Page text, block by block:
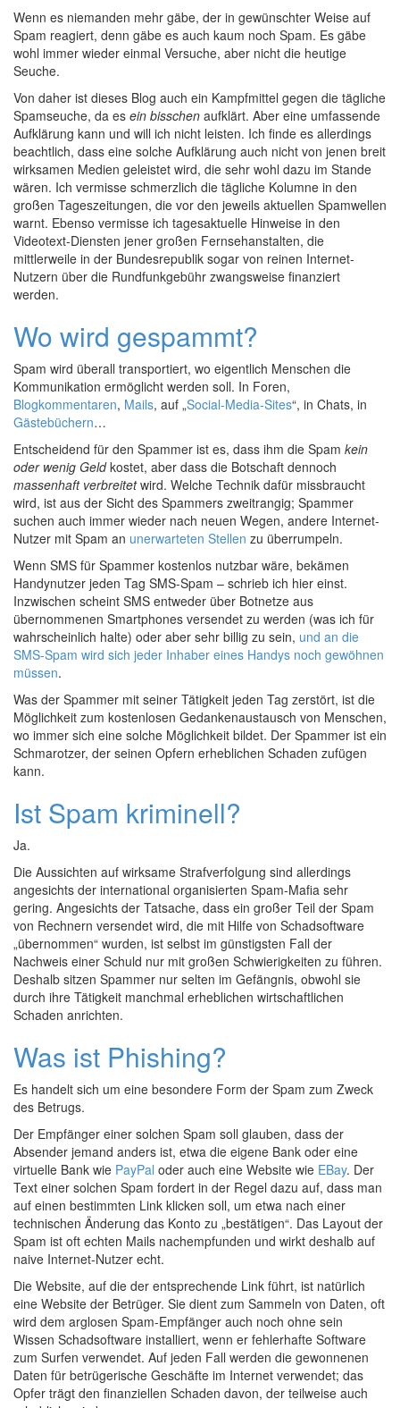
Wenn es niemanden mehr gäbe, der in gewünschter Weise auf
Spam reagiert, denn gäbe es auch kaum noch Spam. Es gäbe
wohl immer wieder einmal Versuche, aber nicht die heutige
Seuche.
Von daher ist dieses Blog auch ein Kampfmittel gegen die tägliche
Spamseuche, da es ein bisschen aufklärt. Aber eine umfassende
Aufklärung kann und will ich nicht leisten. Ich finde es allerdings
beachtlich, dass eine solche Aufklärung auch nicht von jenen breit
wirksamen Medien geleistet wird, die sehr wohl dazu im Stande
wären. Ich vermisse schmerzlich die tägliche Kolumne in den
großen Tageszeitungen, die vor den jeweils aktuellen Spamwellen
warnt. Ebenso vermisse ich tagesaktuelle Hinweise in den
Videotext-Diensten jener großen Fernsehanstalten, die
mittlerweile in der Bundesrepublik sogar von reinen Internet-
Nutzern über die Rundfunkgebühr zwangsweise finanziert
werden.
Wo wird gespammt?
Spam wird überall transportiert, wo eigentlich Menschen die
Kommunikation ermöglicht werden soll. In Foren,
Blogkommentaren, Mails, auf „Social-Media-Sites“, in Chats, in
Gästebüchern…
Entscheidend für den Spammer ist es, dass ihm die Spam kein
oder wenig Geldkostet, aber dass die Botschaft dennoch
massenhaft verbreitetwird. Welche Technik dafür missbraucht
wird, ist aus der Sicht des Spammers zweitrangig; Spammer
suchen auch immer wieder nach neuen Wegen, andere Internet-
Nutzer mit Spam an unerwarteten Stellen zu überrumpeln.
Wenn SMS für Spammer kostenlos nutzbar wäre, bekämen
Handynutzer jeden Tag SMS-Spam – schrieb ich hier einst.
Inzwischen scheint SMS entweder über Botnetze aus
übernommenen Smartphones versendet zu werden (was ich für
wahrscheinlich halte) oder aber sehr billig zu sein, und an die
SMS-Spam wird sich jeder Inhaber eines Handys noch gewöhnen
müssen.
Was der Spammer mit seiner Tätigkeit jeden Tag zerstört, ist die
Möglichkeit zum kostenlosen Gedankenaustausch von Menschen,
wo immer sich eine solche Möglichkeit bildet. Der Spammer ist ein
Schmarotzer, der seinen Opfern erheblichen Schaden zufügen
kann.
Ist Spam kriminell?
Ja.
Die Aussichten auf wirksame Strafverfolgung sind allerdings
angesichts der international organisierten Spam-Mafia sehr
gering. Angesichts der Tatsache, dass ein großer Teil der Spam
von Rechnern versendet wird, die mit Hilfe von Schadsoftware
„übernommen“ wurden, ist selbst im günstigsten Fall der
Nachweis einer Schuld nur mit großen Schwierigkeiten zu führen.
Deshalb sitzen Spammer nur selten im Gefängnis, obwohl sie
durch ihre Tätigkeit manchmal erheblichen wirtschaftlichen
Schaden anrichten.
Was ist Phishing?
Es handelt sich um eine besondere Form der Spam zum Zweck
des Betrugs.
Der Empfänger einer solchen Spam soll glauben, dass der
Absender jemand anders ist, etwa die eigene Bank oder eine
virtuelle Bank wie PayPal oder auch eine Website wie EBay. Der
Text einer solchen Spam fordert in der Regel dazu auf, dass man
auf einen bestimmten Link klicken soll, um etwa nach einer
technischen Änderung das Konto zu „bestätigen“. Das Layout der
Spam ist oft echten Mails nachempfunden und wirkt deshalb auf
naive Internet-Nutzer echt.
Die Website, auf die der entsprechende Link führt, ist natürlich
eine Website der Betrüger. Sie dient zum Sammeln von Daten, oft
wird dem arglosen Spam-Empfänger auch noch ohne sein
Wissen Schadsoftware installiert, wenn er fehlerhafte Software
zum Surfen verwendet. Auf jeden Fall werden die gewonnenen
Daten für betrügerische Geschäfte im Internet verwendet; das
Opfer trägt den finanziellen Schaden davon, der teilweise auch